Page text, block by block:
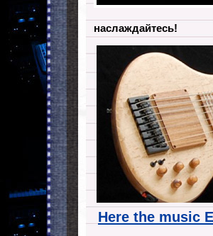
наслаждайтесь!
Here the music